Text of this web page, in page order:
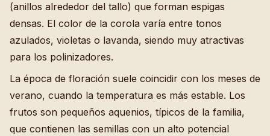
(anillos alrededor del tallo) que forman espigas
densas. El color de la corola varía entre tonos
azulados, violetas o lavanda, siendo muy atractivas
para los polinizadores.
La época de floración suele coincidir con los meses de
verano, cuando la temperatura es más estable. Los
frutos son pequeños aquenios, típicos de la familia,
que contienen las semillas con un alto potencial